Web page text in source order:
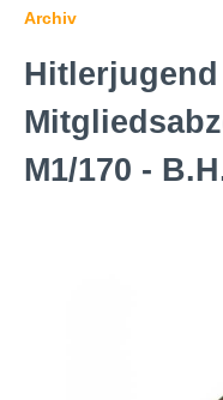
Archiv
Hitlerjugend
M1/170 -